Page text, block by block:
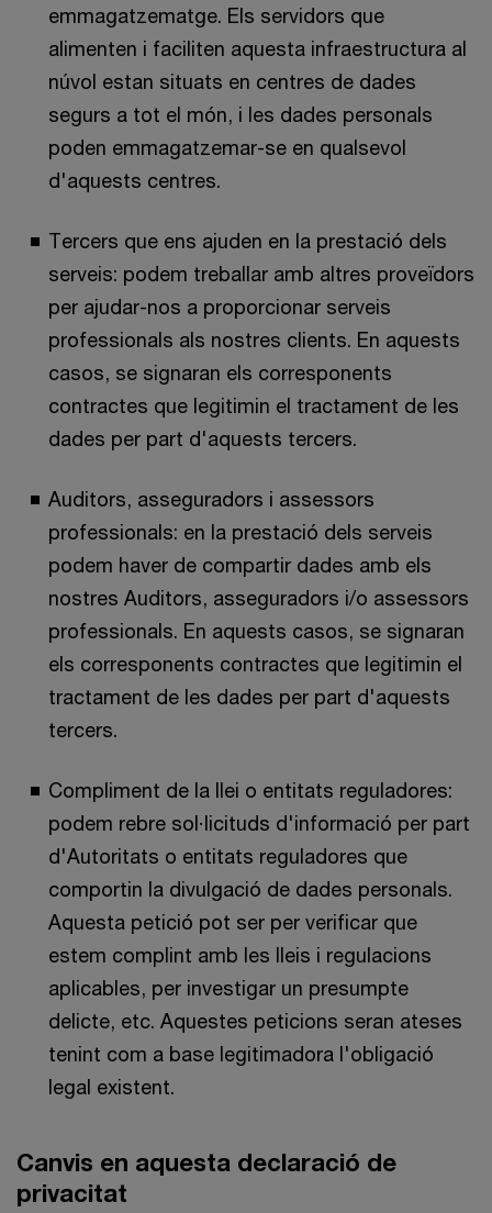
emmagatzematge. Els servidors que
alimenten i faciliten aquesta infraestructura al
núvol estan situats en centres de dades
segurs a tot el món, i les dades personals
poden emmagatzemar-se en qualsevol
d'aquests centres.
Tercers que ens ajuden en la prestació dels
serveis: podem treballar amb altres proveïdors
per ajudar-nos a proporcionar serveis
professionals als nostres clients. En aquests
casos, se signaran els corresponents
contractes que legitimin el tractament de les
dades per part d'aquests tercers.
Auditors, asseguradors i assessors
professionals: en la prestació dels serveis
podem haver de compartir dades amb els
nostres Auditors, asseguradors i/o assessors
professionals. En aquests casos, se signaran
els corresponents contractes que legitimin el
tractament de les dades per part d'aquests
tercers.
Compliment de la llei o entitats reguladores:
podem rebre sol·licituds d'informació per part
d'Autoritats o entitats reguladores que
comportin la divulgació de dades personals.
Aquesta petició pot ser per verificar que
estem complint amb les lleis i regulacions
aplicables, per investigar un presumpte
delicte, etc. Aquestes peticions seran ateses
tenint com a base legitimadora l'obligació
legal existent.
Canvis en aquesta declaració de
privacitat